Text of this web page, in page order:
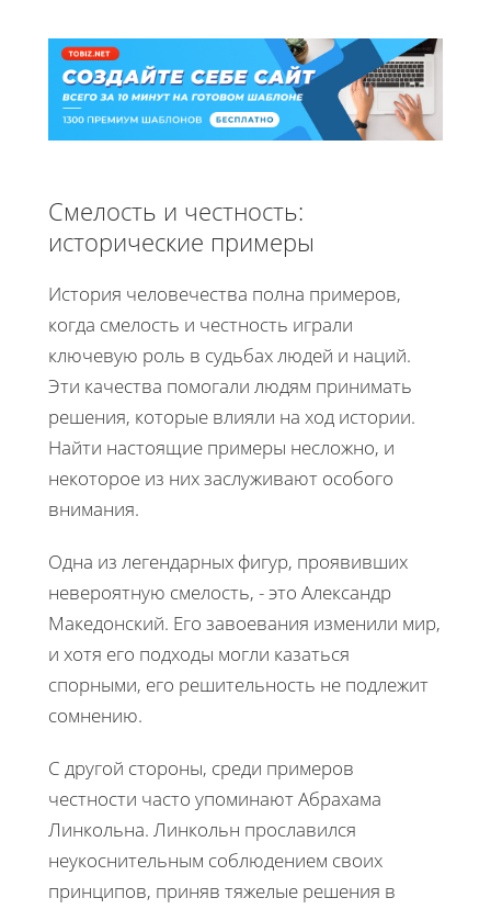
Смелость и честность:
исторические примеры
История человечества полна примеров,
когда смелость и честность играли
ключевую роль в судьбах людей и наций.
Эти качества помогали людям принимать
решения, которые влияли на ход истории.
Найти настоящие примеры несложно, и
некоторое из них заслуживают особого
внимания.
Одна из легендарных фигур, проявивших
невероятную смелость, - это Александр
Македонский. Его завоевания изменили мир,
и хотя его подходы могли казаться
спорными, его решительность не подлежит
сомнению.
С другой стороны, среди примеров
честности часто упоминают Абрахама
Линкольна. Линкольн прославился
неукоснительным соблюдением своих
принципов, приняв тяжелые решения в